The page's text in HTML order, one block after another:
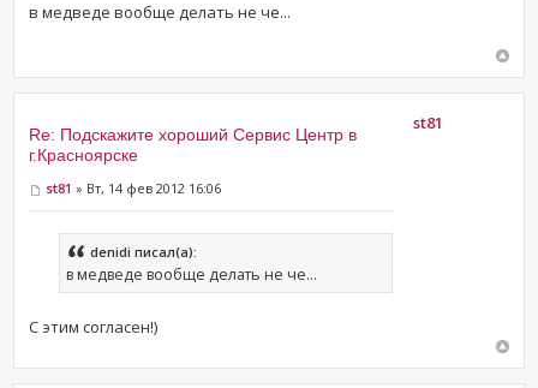
в медведе вообще делать не че...
Re: Подскажите хороший Сервис Центр в
г.Красноярске
st81 » Вт, 14 фев 2012 16:06
denidi писал(а):
в медведе вообще делать не че...
С этим согласен!)
st81